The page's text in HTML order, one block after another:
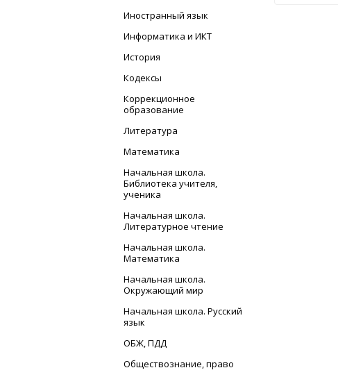
Иностранный язык
Информатика и ИКТ
История
Кодексы
Коррекционное
образование
Литература
Математика
Начальная школа.
Библиотека учителя,
ученика
Начальная школа.
Литературное чтение
Начальная школа.
Математика
Начальная школа.
Окружающий мир
Начальная школа. Русский
язык
ОБЖ, ПДД
Обществознание, право